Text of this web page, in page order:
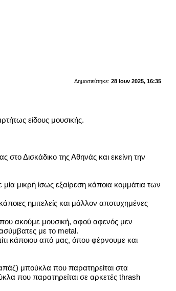
Δημοσιεύτηκε: 28 Ιουν 2025, 16:35
είδους μουσικής.
Δισκάδικο της Αθηνάς και εκείνη την
μικρή ίσως εξαίρεση κάποια κομμάτια των
ημιτελείς και μάλλον αποτυχημένες
που ακούμε μουσική, αφού αφενός μεν
με το metal.
κάποιου από μας, όπου φέρνουμε και
μπούκλα που παρατηρείται στα
που παρατηρείται σε αρκετές thrash